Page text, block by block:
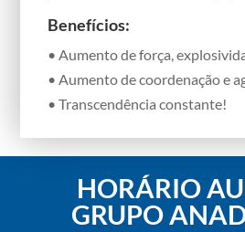
Benefícios:
• Aumento de força,
• Aumento de coordenação e
• Transcendência constante!
HORÁRIO
GRUPO